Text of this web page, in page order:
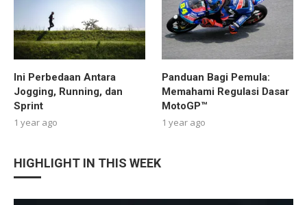
Ini Perbedaan Antara
Jogging, Running, dan
Sprint
1 year ago
Panduan Bagi Pemula:
Memahami Regulasi Dasar
MotoGP™
1 year ago
HIGHLIGHT IN THIS WEEK